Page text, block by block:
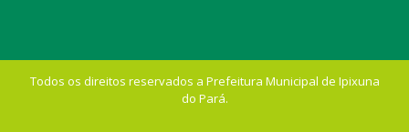
Todos os direitos reservados a Prefeitura Municipal de Ipixuna
do Pará.